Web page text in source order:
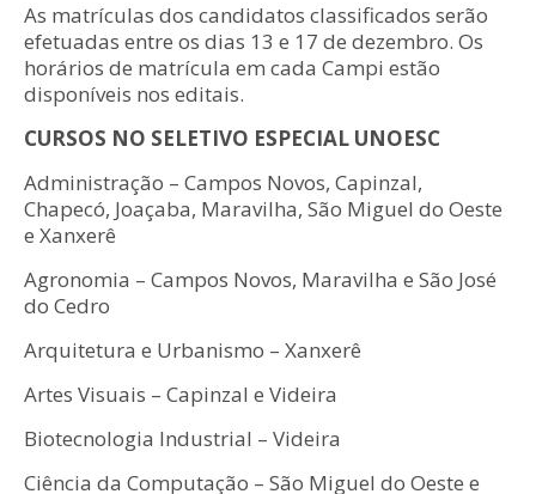
As matrículas dos candidatos classificados serão
efetuadas entre os dias 13 e 17 de dezembro. Os
horários de matrícula em cada Campi estão
disponíveis nos editais.
CURSOS NO SELETIVO ESPECIAL UNOESC
Administração – Campos Novos, Capinzal,
Chapecó, Joaçaba, Maravilha, São Miguel do Oeste
e Xanxerê
Agronomia – Campos Novos, Maravilha e São José
do Cedro
Arquitetura e Urbanismo – Xanxerê
Artes Visuais – Capinzal e Videira
Biotecnologia Industrial – Videira
Ciência da Computação – São Miguel do Oeste e